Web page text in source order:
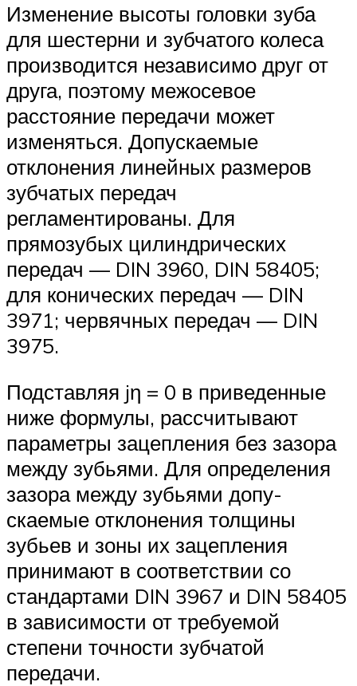
Изменение высоты головки зуба
для ше­стерни и зубчатого колеса
производится независимо друг от
друга, поэтому межосе­вое
расстояние передачи может
изменяться. Допускаемые
отклонения линейных разме­ров
зубчатых передач
регламентированы. Для
прямозубых цилиндрических
передач — DIN 3960, DIN 58405;
для конических передач — DIN
3971; червячных передач — DIN
3975.
Подставляя jη = 0 в приведенные
ниже формулы, рассчитывают
параметры за­цепления без зазора
между зубьями. Для определения
зазора между зубьями допу­
скаемые отклонения толщины
зубьев и зоны их зацепления
принимают в соответствии со
стандартами DIN 3967 и DIN 58405
в за­висимости от требуемой
степени точности зубчатой
передачи.